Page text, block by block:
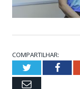
COMPARTILHAR:
Twitter
Email